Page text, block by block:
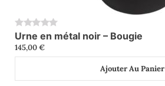
0Urne en métal noir – Bougie
145,00€
Ajouter Au Panier